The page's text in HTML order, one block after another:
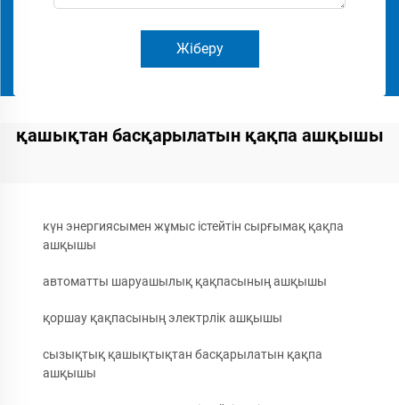
Жіберу
қашықтан басқарылатын қақпа ашқышы
күн энергиясымен жұмыс істейтін сырғымақ қақпа
ашқышы
автоматты шаруашылық қақпасының ашқышы
қоршау қақпасының электрлік ашқышы
сызықтық қашықтықтан басқарылатын қақпа
ашқышы